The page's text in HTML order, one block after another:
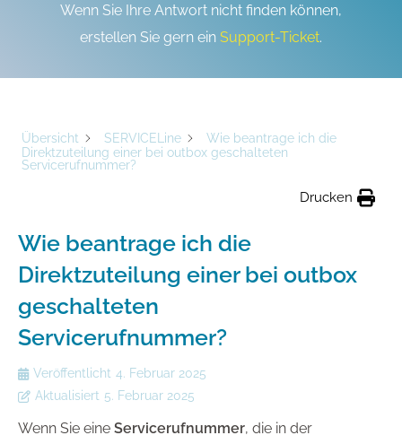
Wenn Sie Ihre Antwort nicht finden können,
erstellen Sie gern ein Support-Ticket.
Übersicht SERVICELine
Wie beantrage ich die
Direktzuteilung einer bei outbox geschalteten
Servicerufnummer?
Drucken
Wie beantrage ich die
Direktzuteilung einer bei outbox
geschalteten
Servicerufnummer?
Veröffentlicht 4. Februar 2025
Aktualisiert 5. Februar 2025
Wenn Sie eine Servicerufnummer, die in der